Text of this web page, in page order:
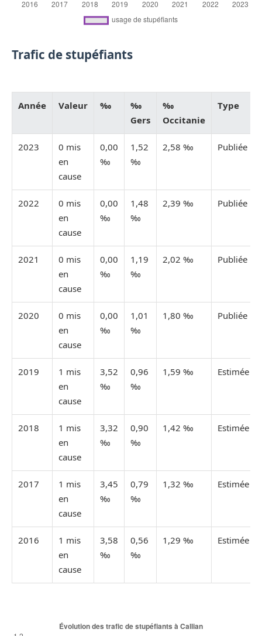
Trafic de stupéfiants
Année Valeur ‰
‰
Gers
‰
Occitanie
Type
2023
0 mis
en
cause
0,00
‰
1,52
‰
2,58 ‰ Publiée
2022
0 mis
en
cause
0,00
‰
1,48
‰
2,39 ‰ Publiée
2021
0 mis
en
cause
0,00
‰
1,19
‰
2,02 ‰ Publiée
2020
0 mis
en
cause
0,00
‰
1,01
‰
1,80 ‰ Publiée
2019
1 mis
en
cause
3,52
‰
0,96
‰
1,59 ‰ Estimée
2018
1 mis
en
cause
3,32
‰
0,90
‰
1,42 ‰ Estimée
2017
1 mis
en
cause
3,45
‰
0,79
‰
1,32 ‰ Estimée
2016
1 mis
en
cause
3,58
‰
0,56
‰
1,29 ‰ Estimée